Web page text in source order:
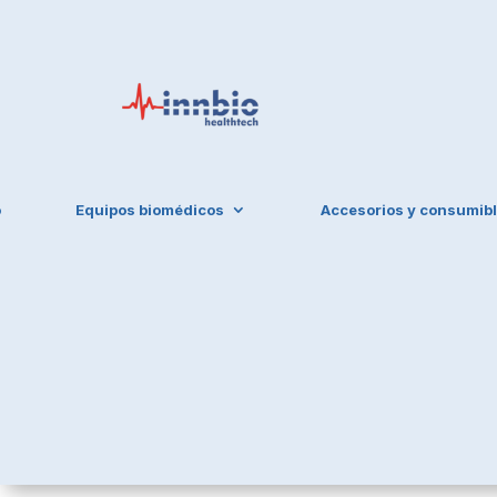
Equipos biomédicos Accesorios y